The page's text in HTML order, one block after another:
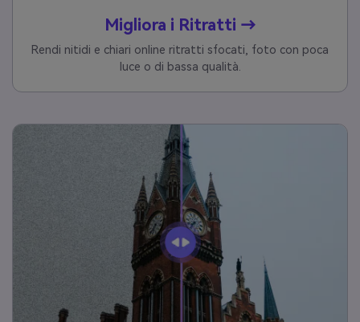
Migliora i Ritratti →
Rendi nitidi e chiari online ritratti sfocati, foto con poca
luce o di bassa qualità.